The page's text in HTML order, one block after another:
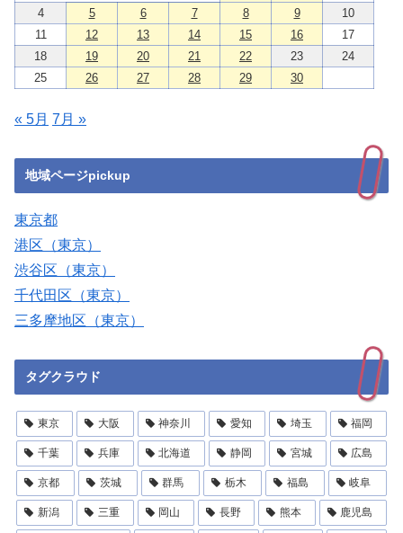
4
5 6 7 8 9
10
11
12 13 14 15 16
17
18
19 20 21 22 23
24
25
26 27 28 29 30
« 5月 7月 »
地域ページpickup
東京都
港区（東京）
渋谷区（東京）
千代田区（東京）
三多摩地区（東京）
タグクラウド
東京 大阪 神奈川 愛知 埼玉 福岡
千葉 兵庫 北海道 静岡 宮城 広島
京都 茨城 群馬 栃木 福島 岐阜
新潟 三重 岡山 長野 熊本 鹿児島